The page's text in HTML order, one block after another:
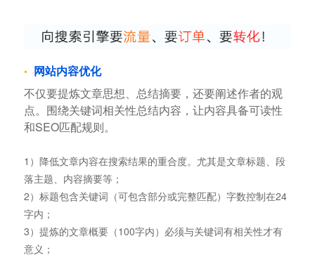
网站内容优化
不仅要提炼文章思想、总结摘要，还要阐述作者的观
点。围绕关键词相关性总结内容，让内容具备可读性
和SEO匹配规则。
1）降低文章内容在搜索结果的重合度。尤其是文章标题、段
落主题、内容摘要等；
2）标题包含关键词（可包含部分或完整匹配）字数控制在24
字内；
3）提炼的文章概要（100字内）必须与关键词有相关性才有
意义；